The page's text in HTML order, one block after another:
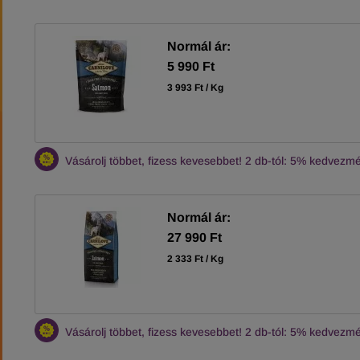
Normál ár:
5 990 Ft
3 993 Ft / Kg
Vásárolj többet, fizess kevesebbet! 2 db-tól: 5%
Normál ár:
27 990 Ft
2 333 Ft / Kg
Vásárolj többet, fizess kevesebbet! 2 db-tól: 5%